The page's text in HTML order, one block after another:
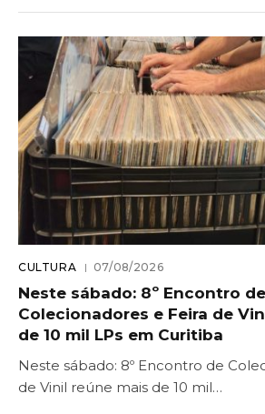
CULTURA 07/08/2026
Neste sábado: 8º Encontro de
Colecionadores e Feira de
de 10 mil LPs em Curitiba
Neste sábado: 8º Encontro de
de Vinil reúne mais de 10 mil…